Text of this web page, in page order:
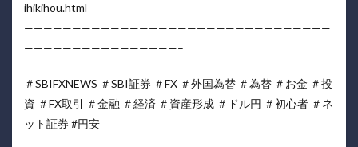
ihikihou.html
————————————————————————————————
————————————————–
＃SBIFXNEWS ＃SBI証券 ＃FX ＃外国為替 ＃為替 ＃お金 ＃投
資 ＃FX取引 ＃金融 ＃経済 ＃資産形成 ＃ドル円 ＃初心者 ＃ネ
ット証券 #円安